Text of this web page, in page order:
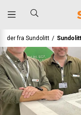
fra Sundolitt /